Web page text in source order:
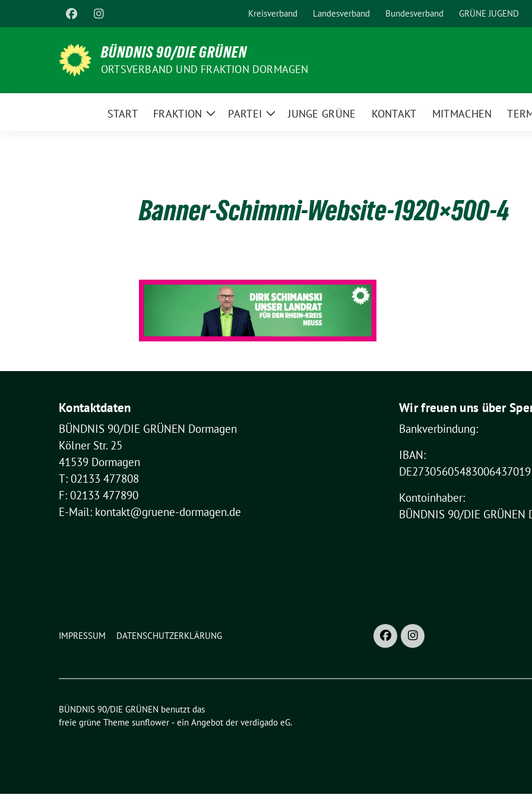
zum
Kreisverband Landesverband Bundesverband GRÜNE JUGEND
BÜNDNIS 90/DIE GRÜNEN
ORTSVERBAND UND FRAKTION DORMAGEN
START FRAKTION
ZeigePARTEI
ZeigeJUNGE GRÜNE KONTAKT MITMACHEN
Banner-Schimmi-Website-1920×500-4
Kontaktdaten
BÜNDNIS 90/DIE GRÜNEN Dormagen
Kölner Str. 25
41539 Dormagen
T: 02133 477808
F: 02133 477890
E-Mail: kontakt@gruene-dormagen.de
Wir freuen uns über
Bankverbindung:
IBAN:
DE27305605483006437019
Kontoinhaber:
BÜNDNIS 90/DIE GRÜNEN
IMPRESSUM DATENSCHUTZERKLÄRUNG
BÜNDNIS 90/DIE GRÜNEN benutzt das
freie grüne Theme sunflower ‐ ein Angebot der verdigado eG.